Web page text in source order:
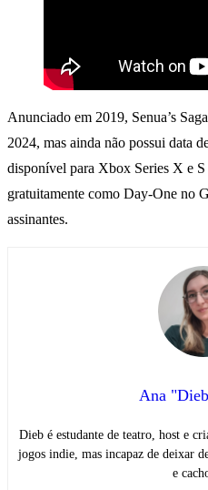
Anunciado em 2019, Senua’s
2024, mas ainda não possui data
disponível para Xbox Series X e S
gratuitamente como Day-One no
assinantes.
Ana
Dieb é estudante de teatro, host e
jogos indie, mas incapaz de deixar
e